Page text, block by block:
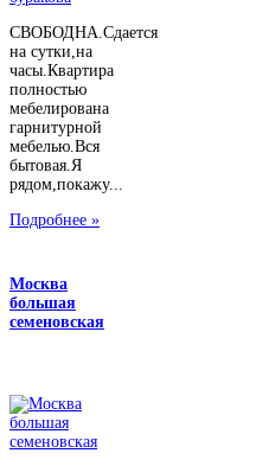
СВОБОДНА.Сдается
на сутки,на
часы.Квартира
полностью
мебелирована
гарнитурной
мебелью.Вся
бытовая.Я
рядом,покажу...
Подробнее »
Москва
большая
семеновская